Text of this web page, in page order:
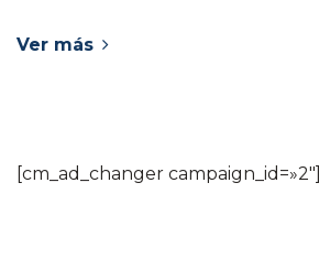
Ver más
[cm_ad_changer campaign_id=»2″]